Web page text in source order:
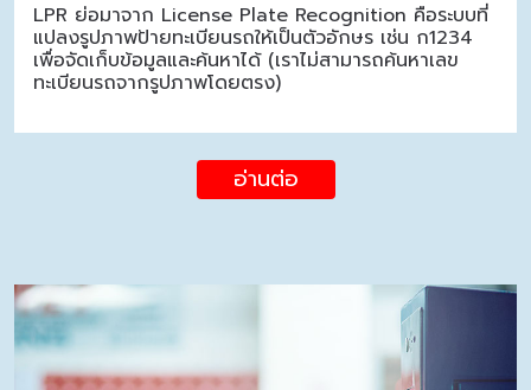
LPR ย่อมาจาก License Plate Recognition คือระบบที่
แปลงรูปภาพป้ายทะเบียนรถให้เป็นตัวอักษร เช่น ก1234
เพื่อจัดเก็บข้อมูลและค้นหาได้ (เราไม่สามารถค้นหาเลข
ทะเบียนรถจากรูปภาพโดยตรง)
อ่านต่อ